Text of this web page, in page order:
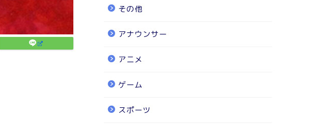
その他
アナウンサー
アニメ
ゲーム
スポーツ